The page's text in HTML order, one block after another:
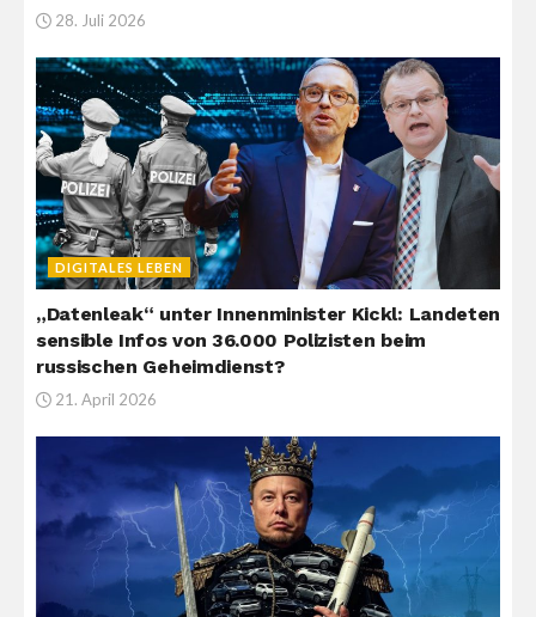
28. Juli 2026
DIGITALES LEBEN
„Datenleak“ unter Innenminister Kickl: Landeten
sensible Infos von 36.000 Polizisten beim
russischen Geheimdienst?
21. April 2026